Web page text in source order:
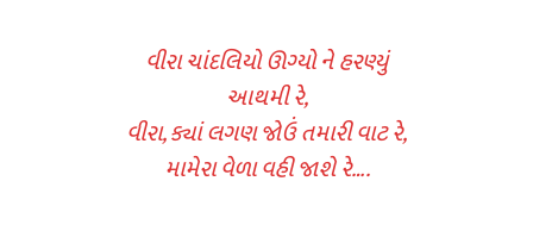
વીરા ચાંદલિયો ઊગ્યો ને હરણ્યું
આથમી રે,
વીરા, ક્યાં લગણ જોઉં તમારી વાટ રે,
મામેરા વેળા વહી જાશે રે….